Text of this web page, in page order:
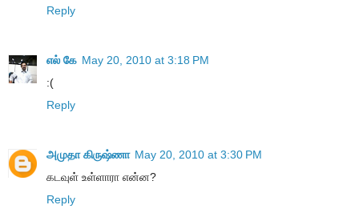
Reply
எல் கே May 20, 2010 at 3:18 PM
:(
Reply
அமுதா கிருஷ்ணா May 20, 2010 at 3:30 PM
கடவுள் உள்ளாரா என்ன?
Reply